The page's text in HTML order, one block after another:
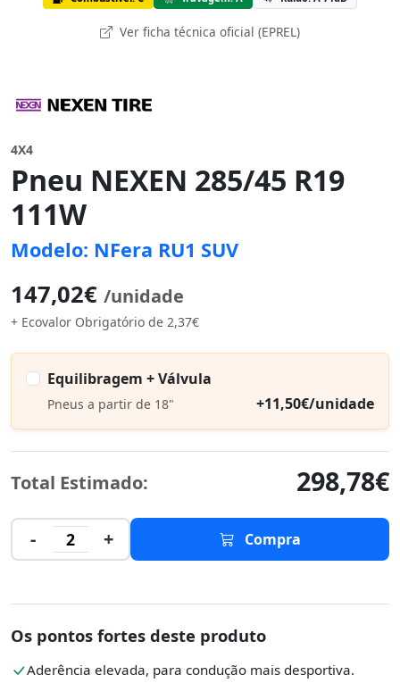
Ver ficha técnica oficial (EPREL)
4X4
Pneu NEXEN 285/45 R19
111W
Modelo: NFera RU1 SUV
147,02€ /unidade
+ Ecovalor Obrigatório de 2,37€
Equilibragem + Válvula
Pneus a partir de 18" +11,50€/unidade
Total Estimado: 298,78€
- 2 + Compra
Os pontos fortes deste produto
Aderência elevada, para condução mais desportiva.